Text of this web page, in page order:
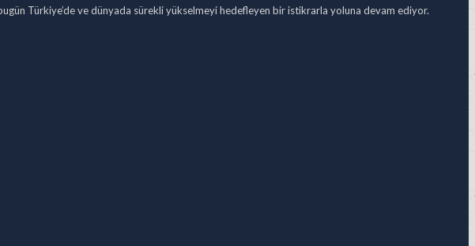
Türkiye’de ve dünyada sürekli yükselmeyi hedefleyen bir istikrarla yoluna devam ediyor.